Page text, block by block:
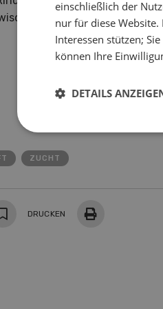
Rinderrassen
ZUCHT
DRUCKEN
einschließlich der
nur für diese
Interessen stützen;
können Ihre
DETAILS